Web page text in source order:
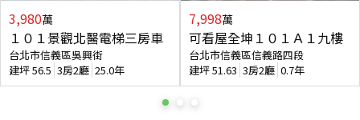
3,980萬
１０１景觀北醫電梯三房車
台北市信義區吳興街
建坪56.5 3房2廳 25.0年
7,998萬
可看屋全坤１０１Ａ１九樓
台北市信義區信義路四段
建坪51.63 3房2廳 0.7年